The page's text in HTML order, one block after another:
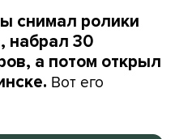
снимал ролики
набрал 30
а потом открыл
Вот его